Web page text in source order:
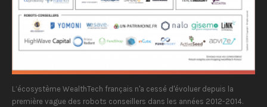
L’écosystème WealthTech français n'a cessé d'évoluer depuis la
première vague des robots conseillers dans les années 2012-2014.